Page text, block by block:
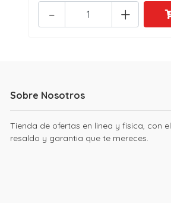
+
-
Sobre Nosotros
Tienda de ofertas en linea y fisica, con el
resaldo y garantia que te mereces.